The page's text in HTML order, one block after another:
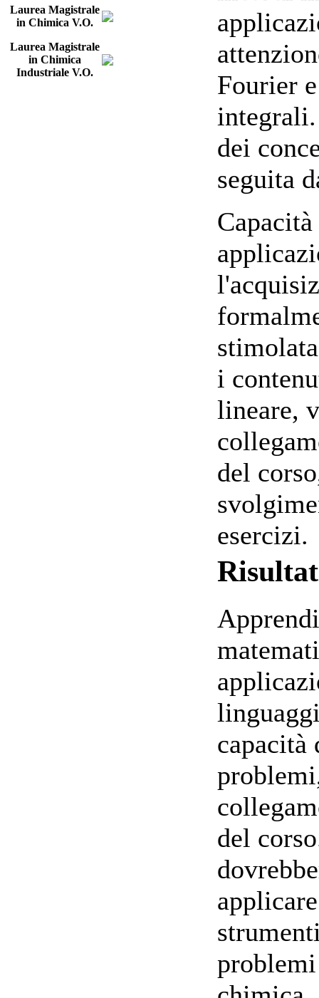
Laurea Magistrale
in Chimica V.O.
Laurea Magistrale
in Chimica
Industriale V.O.
Fourier
dei
seguita
i
lineare,
del
esercizi.
del